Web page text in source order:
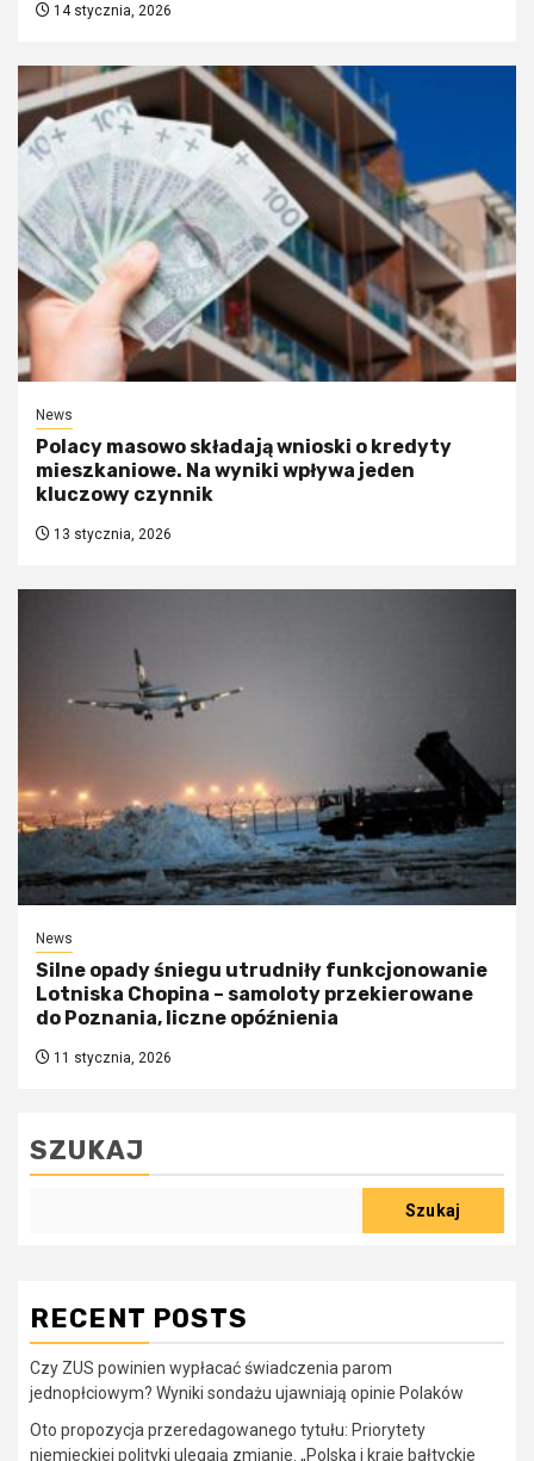
14 stycznia, 2026
News
Polacy masowo składają wnioski o kredyty
mieszkaniowe. Na wyniki wpływa jeden
kluczowy czynnik
13 stycznia, 2026
News
Silne opady śniegu utrudniły funkcjonowanie
Lotniska Chopina – samoloty przekierowane
do Poznania, liczne opóźnienia
11 stycznia, 2026
SZUKAJ
Szukaj
RECENT POSTS
Czy ZUS powinien wypłacać świadczenia parom
jednopłciowym? Wyniki sondażu ujawniają opinie Polaków
Oto propozycja przeredagowanego tytułu: Priorytety
niemieckiej polityki ulegają zmianie. „Polska i kraje bałtyckie